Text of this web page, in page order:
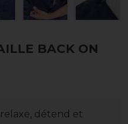
BACK ON
détend et